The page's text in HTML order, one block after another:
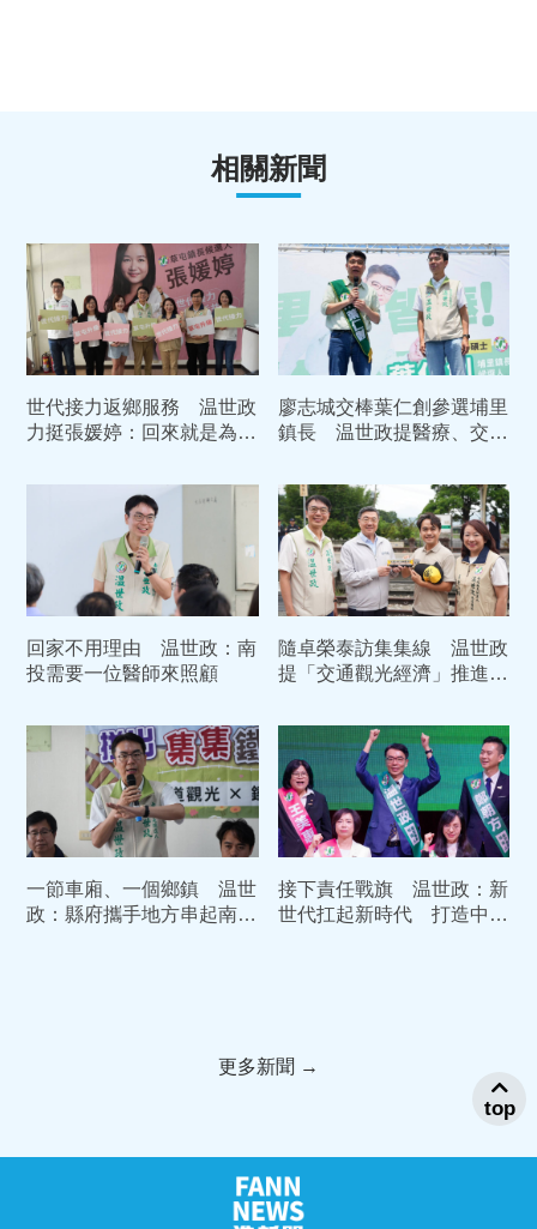
相關新聞
世代接力返鄉服務 温世政
力挺張媛婷：回來就是為了
廖志城交棒葉仁創參選埔里
鎮長 温世政提醫療、交
回家不用理由 温世政：南
投需要一位醫師來照顧
隨卓榮泰訪集集線 温世政
提「交通觀光經濟」推進南
一節車廂、一個鄉鎮 温世
政：縣府攜手地方串起南投
接下責任戰旗 温世政：新
世代扛起新時代 打造中台
更多新聞 →
top